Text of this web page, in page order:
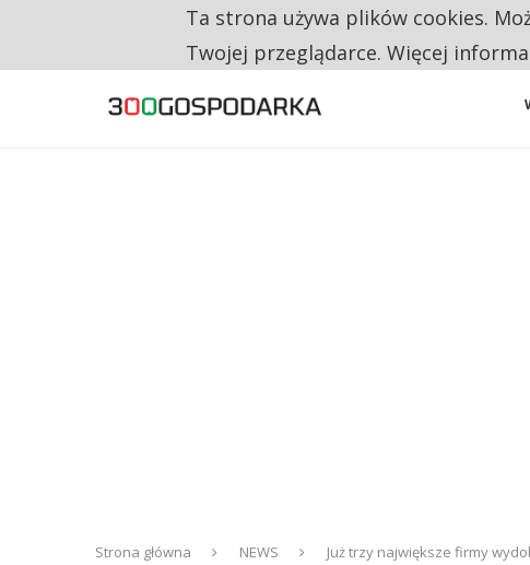
RESTRYKCJE CHIN UDERZAJĄ W EUROPEJSKI
Strona główna NEWS Już trzy największe firmy
Ta strona używa plików cookies.
Twojej przeglądarce. Więcej